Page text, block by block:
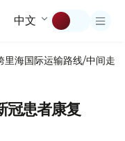
中文
里海国际运输路线/中间走廊
冠患者康复